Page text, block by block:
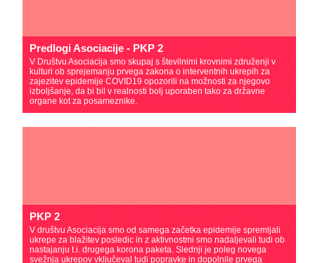
Predlogi Asociacije - PKP 2
V Društvu Asociacija smo skupaj s številnimi krovnimi združenji v
kulturi ob sprejemanju prvega zakona o interventnih ukrepih za
zajezitev epidemije COVID19 opozorili na možnosti za njegovo
izboljšanje, da bi bil v realnosti bolj uporaben tako za državne
organe kot za posameznike.
PKP 2
V društvu Asociacija smo od samega začetka epidemije spremljali
ukrepe za blažitev posledic in z aktivnostmi smo nadaljevali tudi ob
nastajanju t.i. drugega korona paketa. Slednji je poleg novega
svežnja ukrepov vključeval tudi popravke in dopolnile prvega